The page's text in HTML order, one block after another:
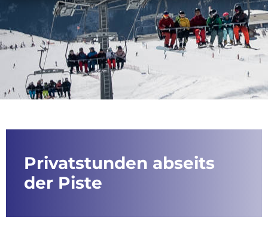
Privatstunden abseits
der Piste